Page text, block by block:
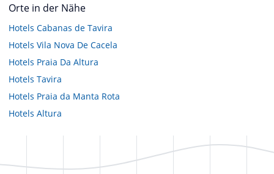
Orte in der Nähe
Hotels Cabanas de Tavira
Hotels Vila Nova De Cacela
Hotels Praia Da Altura
Hotels Tavira
Hotels Praia da Manta Rota
Hotels Altura